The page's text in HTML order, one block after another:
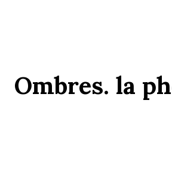
Ombres. la